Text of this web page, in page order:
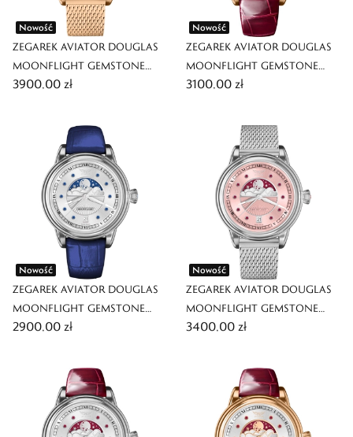
Nowość
ZEGAREK AVIATOR DOUGLAS
MOONFLIGHT GEMSTONE
EDITION
3900,00 zł
Nowość
ZEGAREK AVIATOR DOUGLAS
MOONFLIGHT GEMSTONE
EDITION
3100,00 zł
Nowość
ZEGAREK AVIATOR DOUGLAS
MOONFLIGHT GEMSTONE
EDITION
2900,00 zł
Nowość
ZEGAREK AVIATOR DOUGLAS
MOONFLIGHT GEMSTONE
EDITION
3400,00 zł